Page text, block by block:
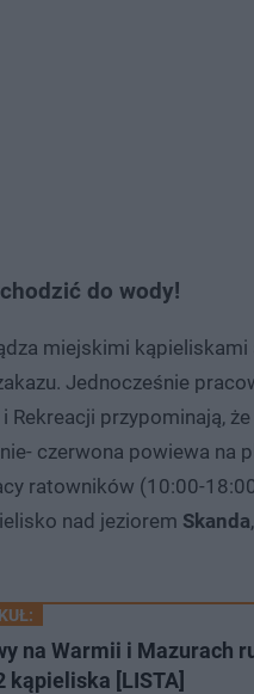
do wody!
miejskimi kąpieliskami
Jednocześnie
Rekreacji przypominają, że
czerwona powiewa na
ratowników (10:00-
nad jeziorem Skanda
na Warmii i Mazurach
kąpieliska [LISTA]